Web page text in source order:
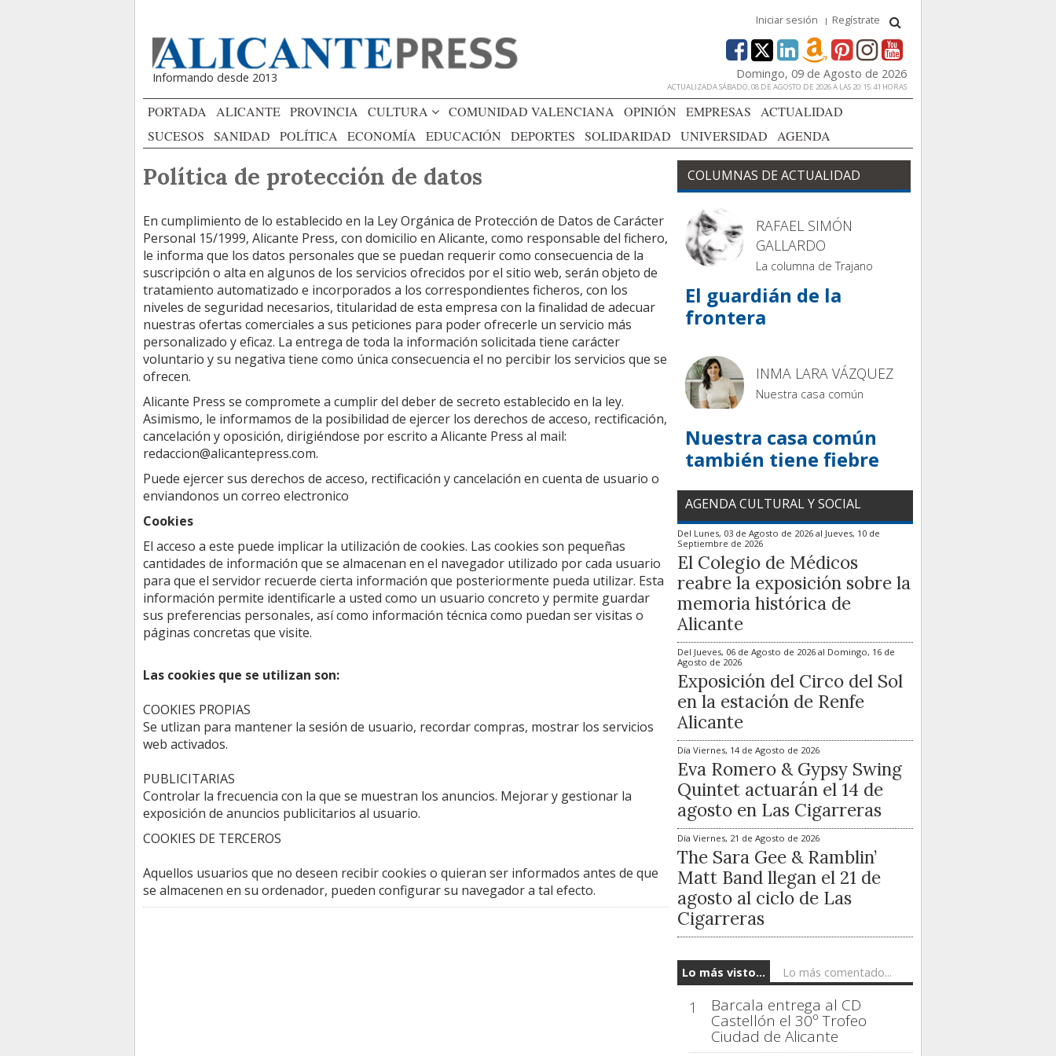
Iniciar sesión Regístrate
Informando desde 2013 Domingo, 09 de Agosto de 2026
ACTUALIZADA SÁBADO, 08 DE AGOSTO DE 2026 A LAS 20:15:41 HORAS
PORTADA ALICANTE PROVINCIA CULTURA COMUNIDAD VALENCIANA OPINIÓN EMPRESAS
ACTUALIDAD
SUCESOS
SANIDAD POLÍTICA ECONOMÍA EDUCACIÓN DEPORTES SOLIDARIDAD UNIVERSIDAD AGENDA
Política de protección de datos
En cumplimiento de lo establecido en la Ley Orgánica de Protección de Datos de Carácter
Personal 15/1999, Alicante Press, con domicilio en Alicante, como responsable del fichero,
le informa que los datos personales que se puedan requerir como consecuencia de la
suscripción o alta en algunos de los servicios ofrecidos por el sitio web, serán objeto de
tratamiento automatizado e incorporados a los correspondientes ficheros, con los
niveles de seguridad necesarios, titularidad de esta empresa con la finalidad de adecuar
nuestras ofertas comerciales a sus peticiones para poder ofrecerle un servicio más
personalizado y eficaz. La entrega de toda la información solicitada tiene carácter
voluntario y su negativa tiene como única consecuencia el no percibir los servicios que se
ofrecen.
Alicante Press se compromete a cumplir del deber de secreto establecido en la ley.
Asimismo, le informamos de la posibilidad de ejercer los derechos de acceso, rectificación,
cancelación y oposición, dirigiéndose por escrito a Alicante Press al mail:
redaccion@alicantepress.com.
Puede ejercer sus derechos de acceso, rectificación y cancelación en cuenta de usuario o
enviandonos un correo electronico
Cookies
El acceso a este puede implicar la utilización de cookies. Las cookies son pequeñas
cantidades de información que se almacenan en el navegador utilizado por cada usuario
para que el servidor recuerde cierta información que posteriormente pueda utilizar. Esta
información permite identificarle a usted como un usuario concreto y permite guardar
sus preferencias personales, así como información técnica como puedan ser visitas o
páginas concretas que visite.
Las cookies que se utilizan son:
COOKIES PROPIAS
Se utlizan para mantener la sesión de usuario, recordar compras, mostrar los servicios
web activados.
PUBLICITARIAS
Controlar la frecuencia con la que se muestran los anuncios. Mejorar y gestionar la
exposición de anuncios publicitarios al usuario.
COOKIES DE TERCEROS
Aquellos usuarios que no deseen recibir cookies o quieran ser informados antes de que
se almacenen en su ordenador, pueden configurar su navegador a tal efecto.
COLUMNAS DE ACTUALIDAD
RAFAEL SIMÓN
GALLARDO
La columna de Trajano
El guardián de la
frontera
INMA LARA VÁZQUEZ
Nuestra casa común
Nuestra casa común
también tiene fiebre
AGENDA CULTURAL Y SOCIAL
Del Lunes, 03 de Agosto de 2026 al Jueves, 10 de
Septiembre de 2026
El Colegio de Médicos
reabre la exposición sobre la
memoria histórica de
Alicante
Del Jueves, 06 de Agosto de 2026 al Domingo, 16 de
Agosto de 2026
Exposición del Circo del Sol
en la estación de Renfe
Alicante
Día Viernes, 14 de Agosto de 2026
Eva Romero & Gypsy Swing
Quintet actuarán el 14 de
agosto en Las Cigarreras
Día Viernes, 21 de Agosto de 2026
The Sara Gee & Ramblin’
Matt Band llegan el 21 de
agosto al ciclo de Las
Cigarreras
Lo más visto... Lo más comentado...
1 Barcala entrega al CD
Castellón el 30º Trofeo
Ciudad de Alicante